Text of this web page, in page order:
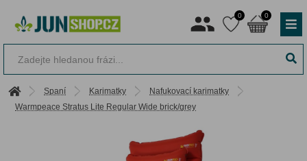
0 0
Spaní Karimatky
Nafukovací karimatky
Warmpeace Stratus Lite Regular Wide brick/grey